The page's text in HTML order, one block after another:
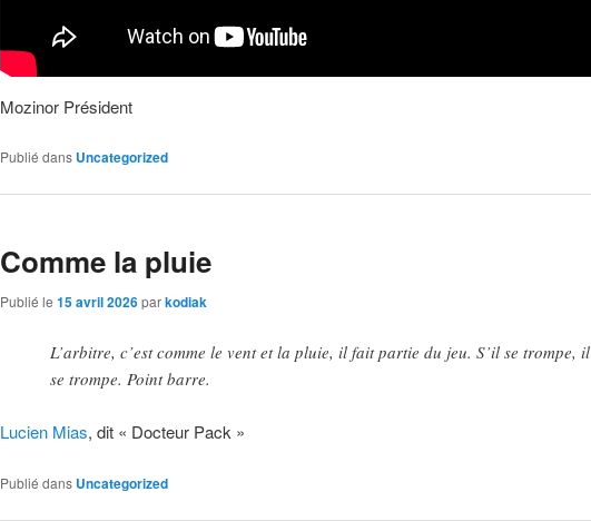
Mozinor Président
Publié dans Uncategorized
Comme la pluie
Publié le 15 avril 2026parkodiak
L’arbitre, c’est comme le vent et la pluie, il fait partie du jeu. S’il se trompe, il
se trompe. Point barre.
Lucien Mias, dit « Docteur Pack »
Publié dans Uncategorized